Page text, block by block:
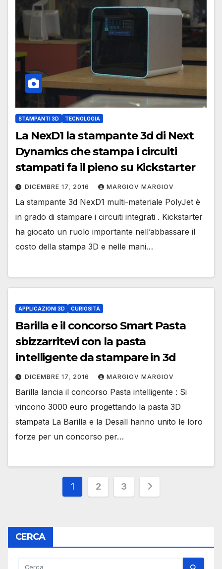
STAMPANTI 3D TECNOLOGIA
La NexD1 la stampante 3d di Next
Dynamics che stampa i circuiti
stampati fa il pieno su Kickstarter
DICEMBRE 17, 2016 MARGIOV MARGIOV
La stampante 3d NexD1 multi-materiale PolyJet è
in grado di stampare i circuiti integrati . Kickstarter
ha giocato un ruolo importante nell’abbassare il
costo della stampa 3D e nelle mani…
APPLICAZIONI 3D CURIOSITÀ
Barilla e il concorso Smart Pasta
sbizzarritevi con la pasta
intelligente da stampare in 3d
DICEMBRE 17, 2016 MARGIOV MARGIOV
Barilla lancia il concorso Pasta intelligente : Si
vincono 3000 euro progettando la pasta 3D
stampata La Barilla e la Desall hanno unito le loro
forze per un concorso per…
Paginazione
1 2 3
CERCA